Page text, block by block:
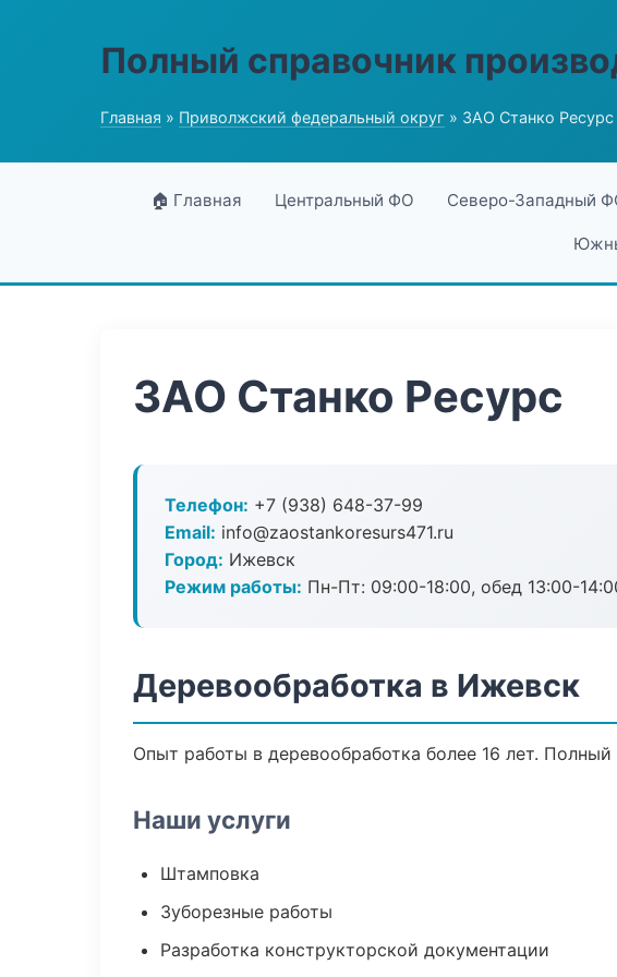
Полный справочник
Главная » Приволжский федеральный округ » ЗАО Станко Ресурс
🏠 Главная Центральный ФО Северо-Западный
ЗАО Станко Ресурс
Телефон: +7 (938) 648-37-99
Email: info@zaostankoresurs471.ru
Город: Ижевск
Режим работы: Пн-Пт: 09:00-18:00, обед 13:00-
Деревообработка в Ижевск
Опыт работы в деревообработка более 16 лет.
Наши услуги
Штамповка
Зуборезные работы
Разработка конструкторской документации